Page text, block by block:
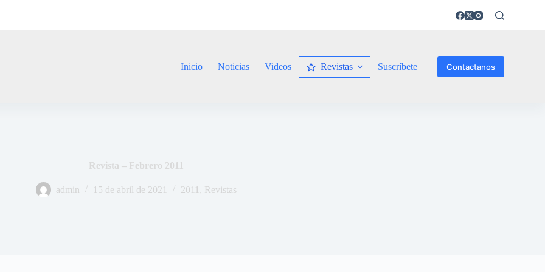
Inicio Noticias Videos Revistas Suscríbete Contactanos
Revista – Febrero 2011
admin 15 de abril de 2021 2011 , Revistas